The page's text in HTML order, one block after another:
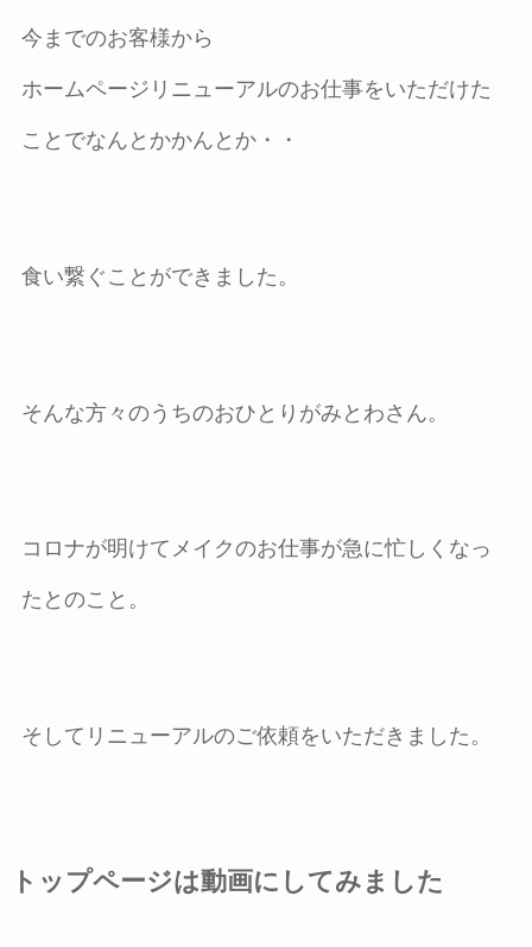
今までのお客様から
ホームページリニューアルのお仕事をいただけた
ことでなんとかかんとか・・
食い繋ぐことができました。
そんな方々のうちのおひとりがみとわさん。
コロナが明けてメイクのお仕事が急に忙しくなっ
たとのこと。
そしてリニューアルのご依頼をいただきました。
トップページは動画にしてみました